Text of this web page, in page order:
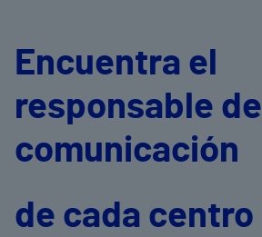
Encuentra el
responsable de
comunicación
de cada centro